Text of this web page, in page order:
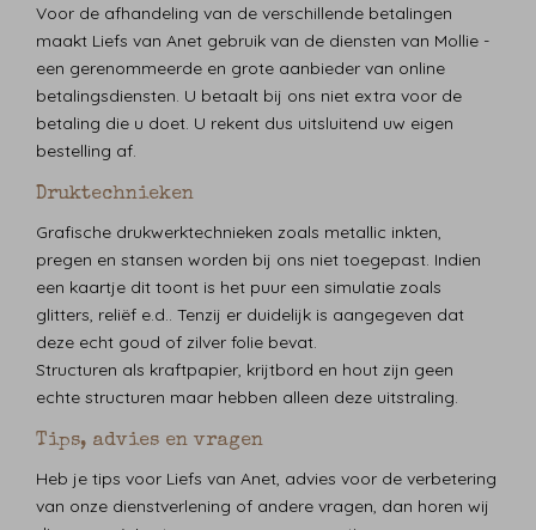
Voor de afhandeling van de verschillende betalingen
maakt Liefs van Anet gebruik van de diensten van Mollie -
een gerenommeerde en grote aanbieder van online
betalingsdiensten. U betaalt bij ons niet extra voor de
betaling die u doet. U rekent dus uitsluitend uw eigen
bestelling af.
Druktechnieken
Grafische drukwerktechnieken zoals metallic inkten,
pregen en stansen worden bij ons niet toegepast. Indien
een kaartje dit toont is het puur een simulatie zoals
glitters, reliëf e.d.. Tenzij er duidelijk is aangegeven dat
deze echt goud of zilver folie bevat.
Structuren als kraftpapier, krijtbord en hout zijn geen
echte structuren maar hebben alleen deze uitstraling.
Tips, advies en vragen
Heb je tips voor Liefs van Anet, advies voor de verbetering
van onze dienstverlening of andere vragen, dan horen wij